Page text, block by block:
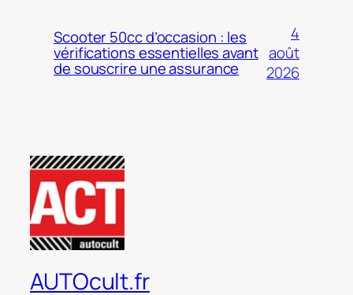
Scooter 50cc d’occasion : les
vérifications essentielles avant
de souscrire une assurance
4
août
2026
AUTOcult.fr